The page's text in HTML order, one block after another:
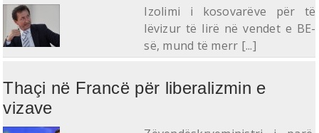
Izolimi i kosovarëve për të
lëvizur të lirë në vendet e BE-
së, mund të merr [...]
Thaçi në Francë për liberalizmin e
vizave